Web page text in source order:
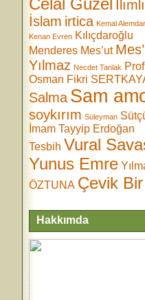
Celal Güzel Ilımlı
İslam irtica Kemal
Kenan Evren Kılıçdaroğlu
Menderes Mes’ut
Yılmaz Necdet Tanlak
Osman Fikri
Salma Sam
soykırım Süleyman
İmam Tayyip Erdoğan
Tesbih Vural
Yunus Emre
ÖZTUNA Çevik Bir
Hakkımda